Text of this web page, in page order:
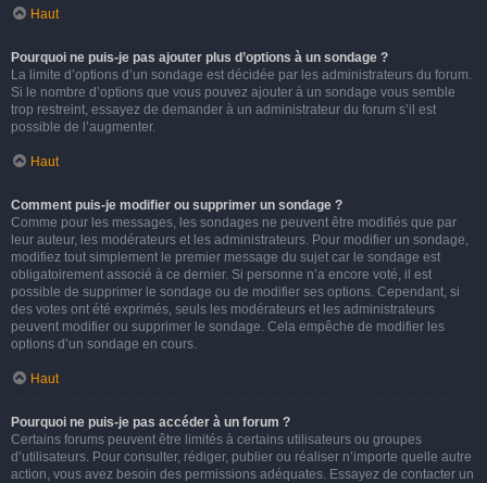
Haut
Pourquoi ne puis-je pas ajouter plus d’options à un sondage ?
La limite d’options d’un sondage est décidée par les administrateurs du forum.
Si le nombre d’options que vous pouvez ajouter à un sondage vous semble
trop restreint, essayez de demander à un administrateur du forum s’il est
possible de l’augmenter.
Haut
Comment puis-je modifier ou supprimer un sondage ?
Comme pour les messages, les sondages ne peuvent être modifiés que par
leur auteur, les modérateurs et les administrateurs. Pour modifier un sondage,
modifiez tout simplement le premier message du sujet car le sondage est
obligatoirement associé à ce dernier. Si personne n’a encore voté, il est
possible de supprimer le sondage ou de modifier ses options. Cependant, si
des votes ont été exprimés, seuls les modérateurs et les administrateurs
peuvent modifier ou supprimer le sondage. Cela empêche de modifier les
options d’un sondage en cours.
Haut
Pourquoi ne puis-je pas accéder à un forum ?
Certains forums peuvent être limités à certains utilisateurs ou groupes
d’utilisateurs. Pour consulter, rédiger, publier ou réaliser n’importe quelle autre
action, vous avez besoin des permissions adéquates. Essayez de contacter un